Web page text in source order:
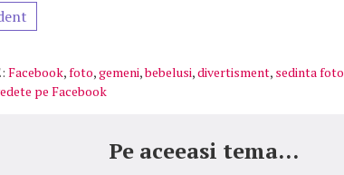
Facebook,foto,gemeni,bebelusi,divertisment, sedinta foto
pe Facebook
Pe aceeasi tema...